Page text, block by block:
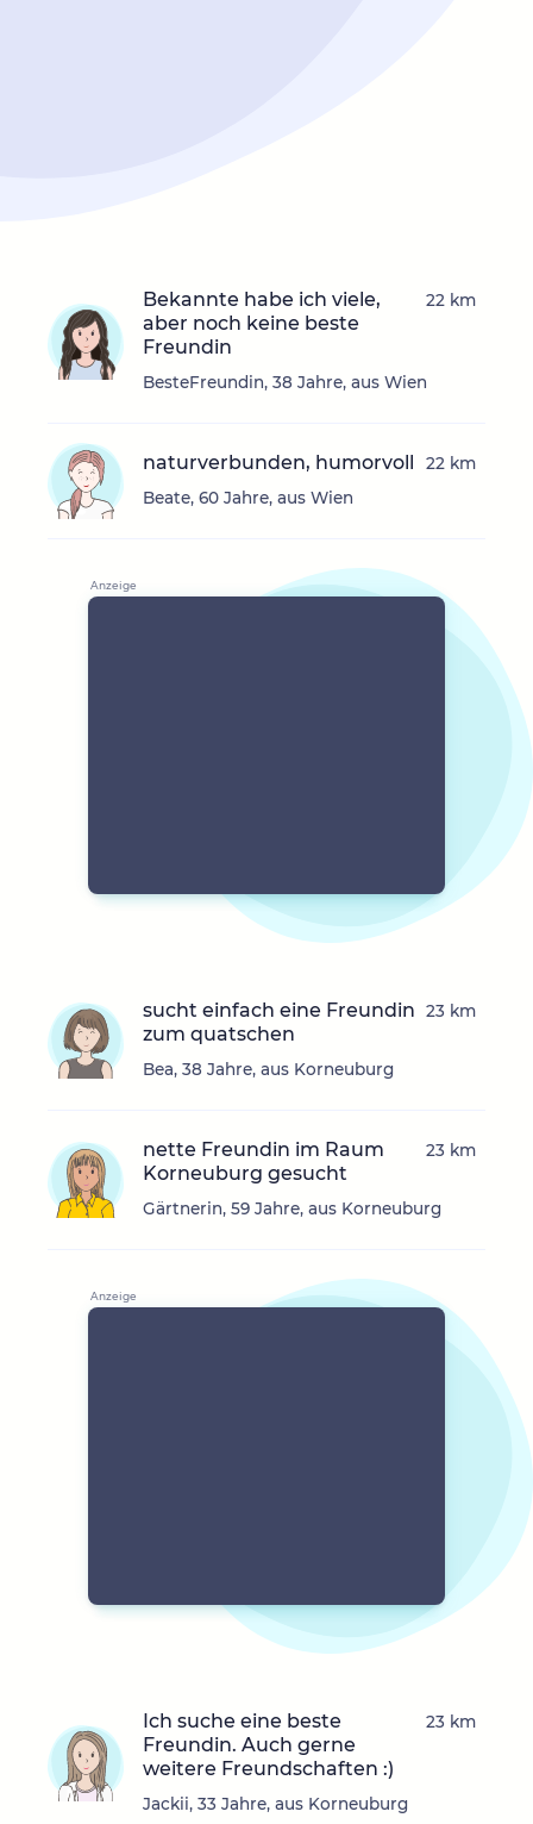
Bekannte habe ich viele,
aber noch keine beste
Freundin
BesteFreundin, 38 Jahre, aus Wien
22 km
naturverbunden, humorvoll
Beate, 60 Jahre, aus Wien
22 km
sucht einfach eine Freundin
zum quatschen
Bea, 38 Jahre, aus Korneuburg
23 km
nette Freundin im Raum
Korneuburg gesucht
Gärtnerin, 59 Jahre, aus Korneuburg
23 km
Ich suche eine beste
Freundin. Auch gerne
weitere Freundschaften :)
Jackii, 33 Jahre, aus Korneuburg
23 km